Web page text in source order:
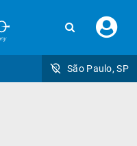
seu
São Paulo, SP